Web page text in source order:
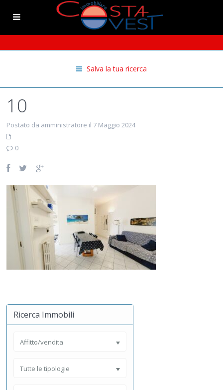
Salva la tua ricerca
10
Postato da amministratore il 7 Maggio 2024
0
Ricerca Immobili
Affitto/vendita
Tutte le tipologie